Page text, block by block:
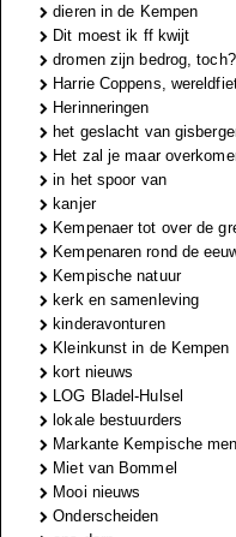
dieren in de Kempen
Dit moest ik ff kwijt
dromen zijn bedrog, toch?
Harrie Coppens,
Herinneringen
het geslacht van
Het zal je maar
in het spoor van
kanjer
Kempenaer tot over de
Kempenaren rond de
Kempische natuur
kerk en samenleving
kinderavonturen
Kleinkunst in de Kempen
kort nieuws
LOG Bladel-Hulsel
lokale bestuurders
Markante Kempische
Miet van Bommel
Mooi nieuws
Onderscheiden